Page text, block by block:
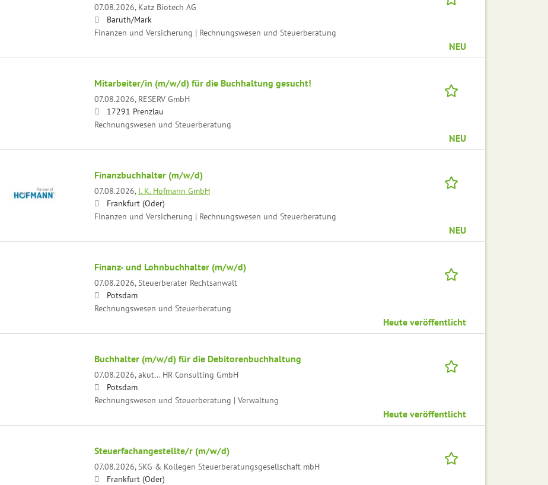
07.08.2026, Katz Biotech AG
Baruth/Mark
Finanzen und Versicherung | Rechnungswesen und Steuerberatung
NEU
Mitarbeiter/in (m/w/d) für die Buchhaltung gesucht!
07.08.2026, RESERV GmbH
17291 Prenzlau
Rechnungswesen und Steuerberatung
NEU
Finanzbuchhalter (m/w/d)
07.08.2026, I. K. Hofmann GmbH
Frankfurt (Oder)
Finanzen und Versicherung | Rechnungswesen und Steuerberatung
NEU
Finanz- und Lohnbuchhalter (m/w/d)
07.08.2026, Steuerberater Rechtsanwalt
Potsdam
Rechnungswesen und Steuerberatung
Heute veröffentlicht
Buchhalter (m/w/d) für die Debitorenbuchhaltung
07.08.2026,akut... HR Consulting GmbH
Potsdam
Rechnungswesen und Steuerberatung | Verwaltung
Heute veröffentlicht
Steuerfachangestellte/r (m/w/d)
07.08.2026, SKG & Kollegen Steuerberatungsgesellschaft mbH
Frankfurt (Oder)